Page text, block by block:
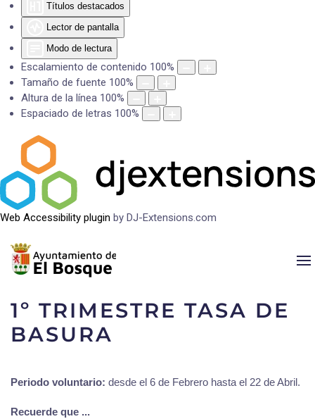
Títulos destacados
Lector de pantalla
Modo de lectura
Escalamiento de contenido 100%
Tamaño de fuente 100%
Altura de la línea 100%
Espaciado de letras 100%
Web Accessibility plugin by DJ-Extensions.com
1º TRIMESTRE TASA DE
BASURA
Periodo voluntario: desde el 6 de Febrero hasta el 22 de Abril.
Recuerde que ...